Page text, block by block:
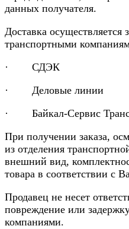
данных получателя.
Доставка осуществляется
транспортными
· СДЭК
· Деловые линии
· Байкал-Сервис
При получении заказа,
из отделения
внешний вид,
товара в соответствии с
Продавец не несет
повреждение или
компаниями.